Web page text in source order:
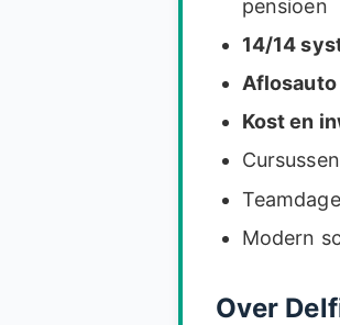
pensioen
14/14
Aflosauto
Kost en
Modern
Over